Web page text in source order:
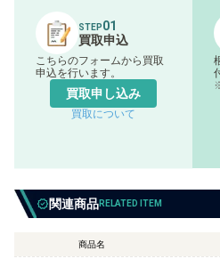
STEP01
買取申込
こちらのフォームから買取
申込を行います。
買取申し込み
買取について
関連商品RELATED ITEM
商品名